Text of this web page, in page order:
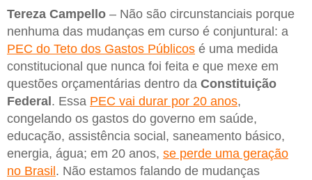
Tereza Campello – Não são circunstanciais porque
nenhuma das mudanças em curso é conjuntural: a
PEC do Teto dos Gastos Públicos é uma medida
constitucional que nunca foi feita e que mexe em
questões orçamentárias dentro da Constituição
Federal. Essa PEC vai durar por 20 anos,
congelando os gastos do governo em saúde,
educação, assistência social, saneamento básico,
energia, água; em 20 anos, se perde uma geração
no Brasil. Não estamos falando de mudanças